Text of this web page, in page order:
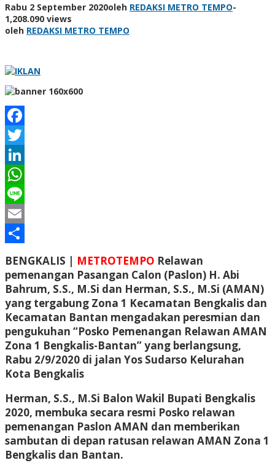
Rabu 2 September 2020oleh REDAKSI METRO TEMPO-
1,208.090 views
oleh REDAKSI METRO TEMPO
Facebook
Twitter
LinkedIn
WhatsApp
Line
Email
BENGKALIS | METROTEMPO Relawan
pemenangan Pasangan Calon (Paslon) H. Abi
Bahrum, S.S., M.Si dan Herman, S.S., M.Si (AMAN)
yang tergabung Zona 1 Kecamatan Bengkalis dan
Kecamatan Bantan mengadakan peresmian dan
pengukuhan “Posko Pemenangan Relawan AMAN
Zona 1 Bengkalis-Bantan” yang berlangsung,
Rabu 2/9/2020 di jalan Yos Sudarso Kelurahan
Kota Bengkalis
Herman, S.S., M.Si Balon Wakil Bupati Bengkalis
2020, membuka secara resmi Posko relawan
pemenangan Paslon AMAN dan memberikan
sambutan di depan ratusan relawan AMAN Zona 1
Bengkalis dan Bantan.